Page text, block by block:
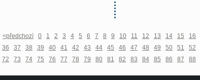
<předchozí 0 1 2 3 4 5 6 7 8 9 10 11 12 13 14 15 16
36 37 38 39 40 41 42 43 44 45 46 47 48 49 50 51 52
72 73 74 75 76 77 78 79 80 81 82 83 84 85 86 87 88